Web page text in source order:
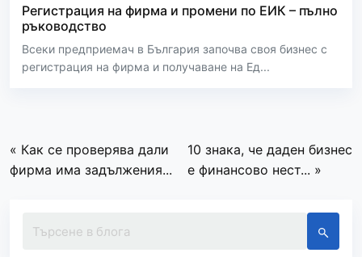
Регистрация на фирма и промени по ЕИК – пълно
ръководство
Всеки предприемач в България започва своя бизнес с
регистрация на фирма и получаване на Ед...
« Как се проверява дали
фирма има задължения...
10 знака, че даден бизнес
е финансово нест... »